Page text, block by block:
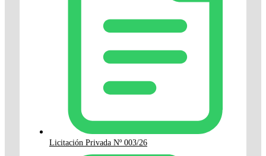
Licitación Privada Nº 003/26